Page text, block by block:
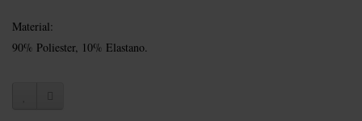
Material:
90% Poliester, 10% Elastano.